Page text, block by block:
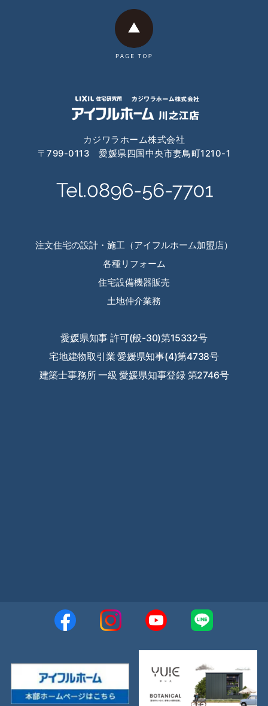
2024年2月
2023年12月
2023年8月
2022年9月
2022年7月
2022年6月
カジワラホーム株式会社
〒799-0113 愛媛県四国中央市妻鳥町1210-1
注文住宅の設計・施工（アイフルホーム加盟店）
各種リフォーム
住宅設備機器販売
土地仲介業務
愛媛県知事 許可(般-30)第15332号
宅地建物取引業 愛媛県知事(4)第4738号
建築士事務所 一級 愛媛県知事登録 第2746号